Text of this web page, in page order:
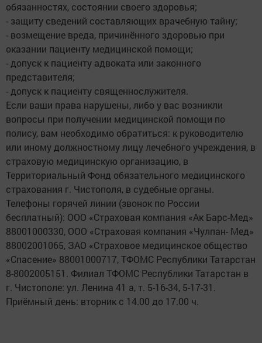
обязанностях, состоянии своего здоровья;
- защиту сведений составляющих врачебную тайну;
- возмещение вреда, причинённого здоровью при
оказании пациенту медицинской помощи;
- допуск к пациенту адвоката или законного
представителя;
- допуск к пациенту священнослужителя.
Если ваши права нарушены, либо у вас возникли
вопросы при получении медицинской помощи по
полису, вам необходимо обратиться: к руководителю
или иному должностному лицу лечебного учреждения, в
страховую медицинскую организацию, в
Территориальный Фонд обязательного медицинского
страхования г. Чистополя, в судебные органы.
Телефоны горячей линии (звонок по России
бесплатный): ООО «Страховая компания «Ак Барс-Мед»
88001000330, ООО «Страховая компания «Чулпан- Мед»
88002001065, ЗАО «Страховое медицинское общество
«Спасение» 88001000717, ТФОМС Республики Татарстан
8-8002005151. Филиал ТФОМС Республики Татарстан в
г. Чистополе: ул. Ленина 41 а, т. 5-16-34, 5-17-31.
Приёмный день: вторник с 14.00 до 17.00 ч.